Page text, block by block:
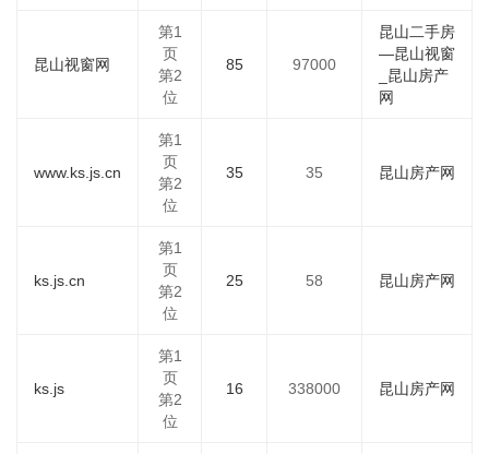
昆山视窗网
第1
页
第2
位
85 97000
昆山二手房
—昆山视窗
_昆山房产
网
www.ks.js.cn
第1
页
第2
位
35 35 昆山房产网
ks.js.cn
第1
页
第2
位
25 58 昆山房产网
ks.js
第1
页
第2
位
16 338000 昆山房产网